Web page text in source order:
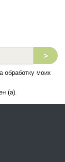
>
обработку моих
(а).